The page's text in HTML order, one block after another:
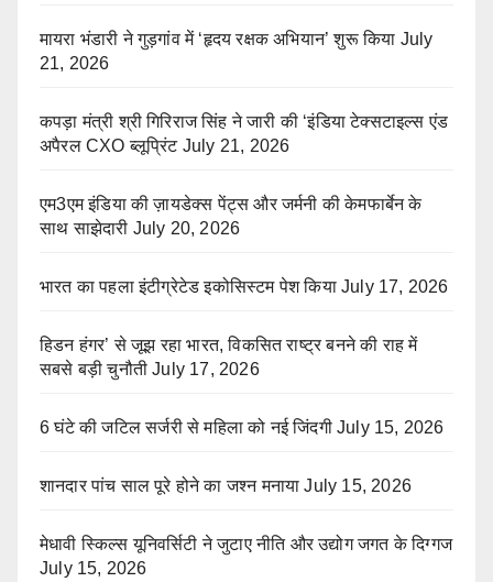
मायरा भंडारी ने गुड़गांव में ‘हृदय रक्षक अभियान’ शुरू किया July
21, 2026
कपड़ा मंत्री श्री गिरिराज सिंह ने जारी की ‘इंडिया टेक्सटाइल्स एंड
अपैरल CXO ब्लूप्रिंट July 21, 2026
एम3एम इंडिया की ज़ायडेक्स पेंट्स और जर्मनी की केमफार्बेन के
साथ साझेदारी July 20, 2026
भारत का पहला इंटीग्रेटेड इकोसिस्टम पेश किया July 17, 2026
हिडन हंगर’ से जूझ रहा भारत, विकसित राष्ट्र बनने की राह में
सबसे बड़ी चुनौती July 17, 2026
6 घंटे की जटिल सर्जरी से महिला को नई जिंदगी July 15, 2026
शानदार पांच साल पूरे होने का जश्न मनाया July 15, 2026
मेधावी स्किल्स यूनिवर्सिटी ने जुटाए नीति और उद्योग जगत के दिग्गज
July 15, 2026